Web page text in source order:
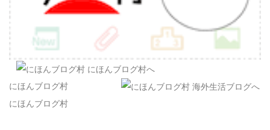
にほんブログ村
にほんブログ村